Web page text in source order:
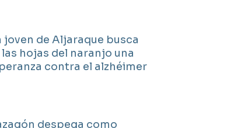
joven de Aljaraque busca
las hojas del naranjo una
contra el alzhéimer
despega como